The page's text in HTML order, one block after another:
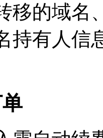
移的域名
持有人信